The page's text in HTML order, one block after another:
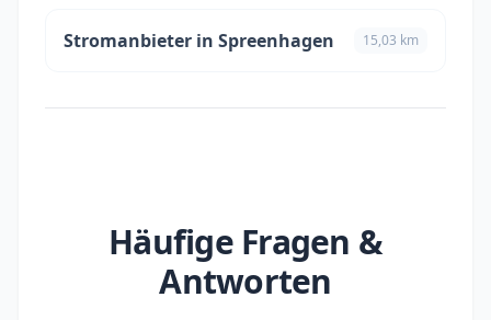
Stromanbieter in Spreenhagen 15,03 km
Häufige Fragen &
Antworten